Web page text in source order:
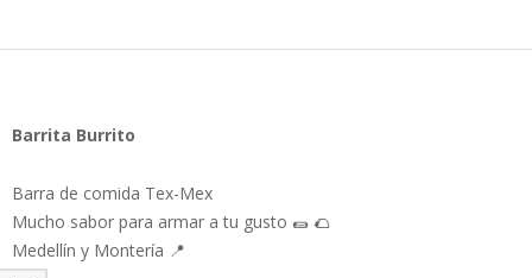
Barrita Burrito
Barra de comida Tex-Mex
Mucho sabor para armar a tu gusto 🌯 🌮
Medellín y Montería 📍